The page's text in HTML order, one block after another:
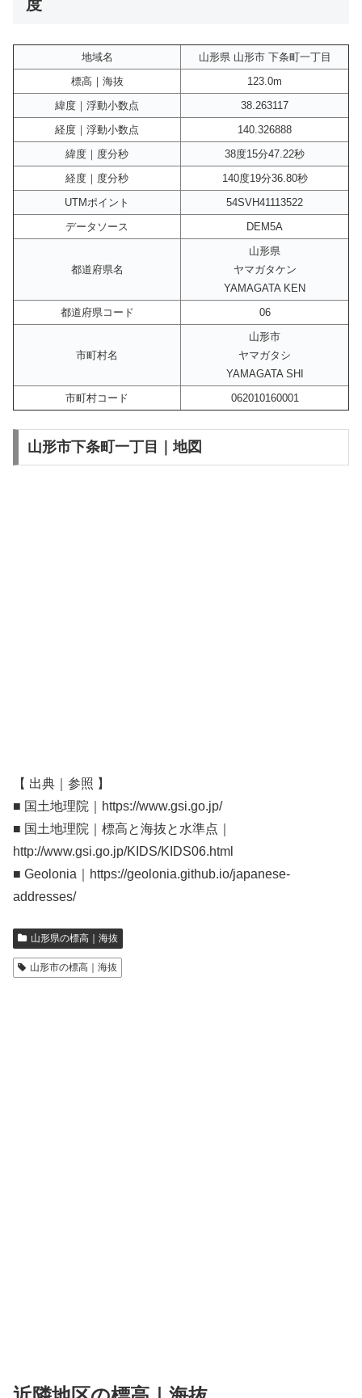
度
地域名
山形県 山形市 下条町一丁目
標高｜海抜
123.0m
緯度｜浮動小数点
38.263117
経度｜浮動小数点
140.326888
緯度｜度分秒
38度15分47.22秒
経度｜度分秒
140度19分36.80秒
UTMポイント
54SVH41113522
データソース
DEM5A
都道府県名
山形県
ヤマガタケン
YAMAGATA KEN
都道府県コード
06
市町村名
山形市
ヤマガタシ
YAMAGATA SHI
市町村コード
062010160001
山形市下条町一丁目｜地図
【 出典｜参照 】
■ 国土地理院｜https://www.gsi.go.jp/
■ 国土地理院｜標高と海抜と水準点｜
http://www.gsi.go.jp/KIDS/KIDS06.html
■ Geolonia｜https://geolonia.github.io/japanese-
addresses/
山形県の標高｜海抜
山形市の標高｜海抜